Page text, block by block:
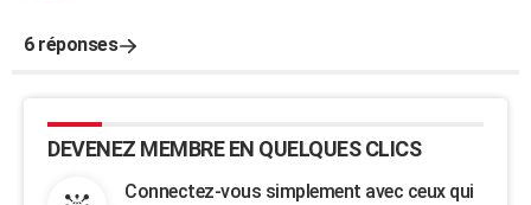
6 réponses
DEVENEZ MEMBRE EN QUELQUES CLICS
Connectez-vous simplement avec ceux qui